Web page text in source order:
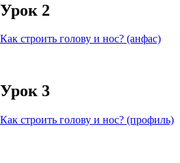
Урок 2
Как строить голову и нос? (анфас)
Урок 3
Как строить голову и нос? (профиль)